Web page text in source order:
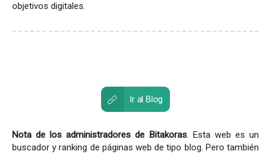
objetivos digitales.
Ir al Blog
Nota de los administradores de Bitakoras. Esta web es un
buscador y ranking de páginas web de tipo blog. Pero también